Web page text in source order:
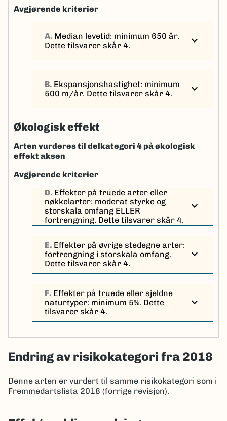
Avgjørende kriterier
A. Median levetid: minimum 650 år.
Dette tilsvarer skår 4.
expand_more
B. Ekspansjonshastighet: minimum
500 m/år. Dette tilsvarer skår 4.
expand_more
Økologisk effekt
Arten vurderes til delkategori 4 på økologisk
effekt aksen
Avgjørende kriterier
D. Effekter på truede arter eller
nøkkelarter: moderat styrke og
storskala omfang ELLER
fortrengning. Dette tilsvarer skår 4.
expand_more
E. Effekter på øvrige stedegne arter:
fortrengning i storskala omfang.
Dette tilsvarer skår 4.
expand_more
F. Effekter på truede eller sjeldne
naturtyper: minimum 5%. Dette
tilsvarer skår 4.
expand_more
Endring av risikokategori fra 2018
Denne arten er vurdert til samme risikokategori som i
Fremmedartslista 2018 (forrige revisjon).